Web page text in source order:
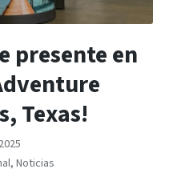
presente en
Texas!
, Noticias